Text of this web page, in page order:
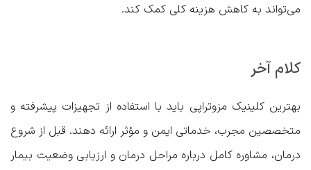
می‌تواند به کاهش هزینه کلی کمک کند.
کلام آخر
بهترین کلینیک مزوتراپی باید با استفاده از تجهیزات پیشرفته و
متخصصین مجرب، خدماتی ایمن و مؤثر ارائه دهند. قبل از شروع
درمان، مشاوره کامل درباره مراحل درمان و ارزیابی وضعیت بیمار